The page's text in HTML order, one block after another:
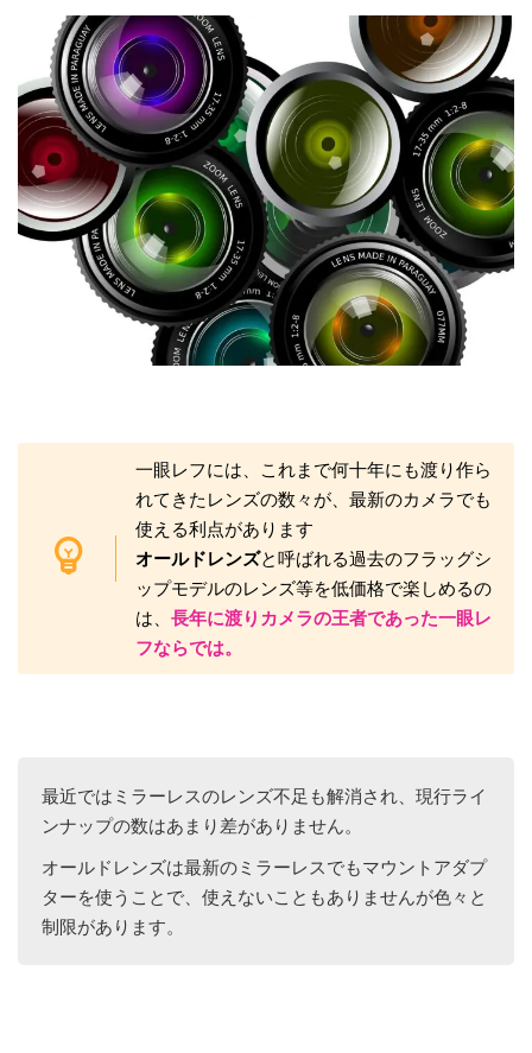
一眼レフには、これまで何十年にも渡り作ら
れてきたレンズの数々が、最新のカメラでも
使える利点があります
オールドレンズと呼ばれる過去のフラッグシ
ップモデルのレンズ等を低価格で楽しめるの
は、 長年に渡りカメラの王者であった一眼レ
フならでは。
最近ではミラーレスのレンズ不足も解消され、現行ライ
ンナップの数はあまり差がありません。
オールドレンズは最新のミラーレスでもマウントアダプ
ターを使うことで、使えないこともありませんが色々と
制限があります。